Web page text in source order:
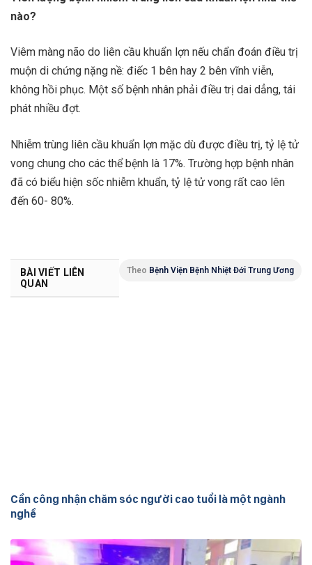
nào?
Viêm màng não do liên cầu khuẩn lợn nếu chẩn đoán điều trị
muộn di chứng nặng nề: điếc 1 bên hay 2 bên vĩnh viễn,
không hồi phục. Một số bệnh nhân phải điều trị dai dẳng, tái
phát nhiều đợt.
Nhiễm trùng liên cầu khuẩn lợn mặc dù được điều trị, tỷ lệ tử
vong chung cho các thể bệnh là 17%. Trường hợp bệnh nhân
đã có biểu hiện sốc nhiễm khuẩn, tỷ lệ tử vong rất cao lên
đến 60- 80%.
Theo Bệnh Viện Bệnh Nhiệt Đới Trung Ương
BÀI VIẾT LIÊN
QUAN
Cần công nhận chăm sóc người cao tuổi là một ngành
nghề